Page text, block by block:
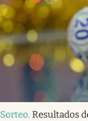
Sorteo. Resultados